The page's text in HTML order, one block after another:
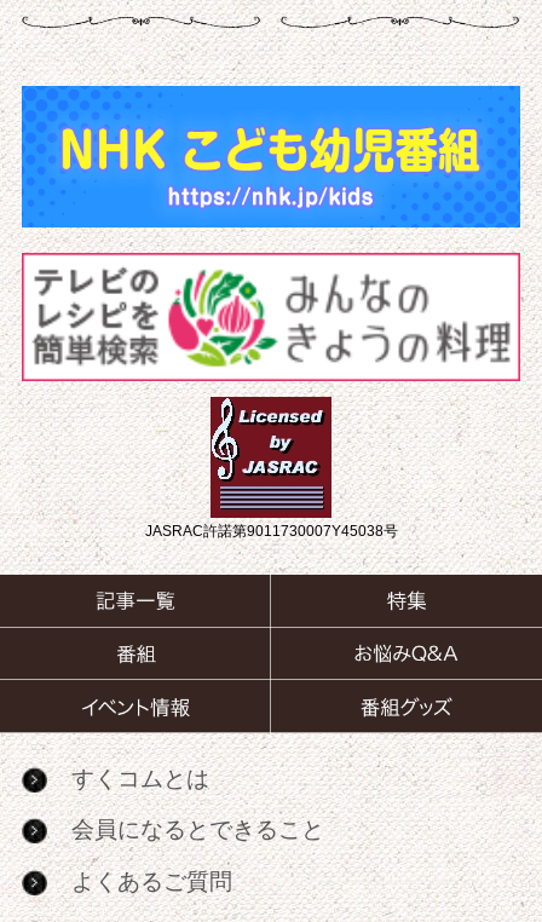
JASRAC許諾第9011730007Y45038号
すくコムとは
会員になるとできること
よくあるご質問